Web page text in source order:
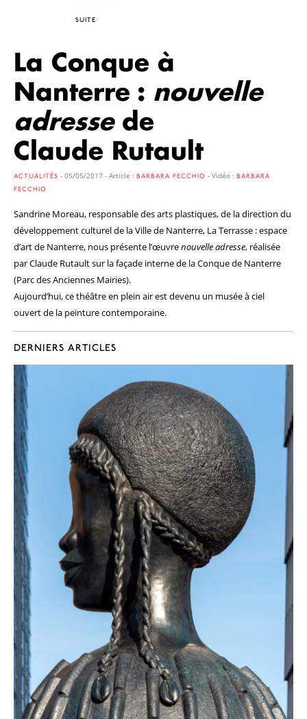
SUITE
La Conque à
Nanterre : nouvelle
adressede
Claude Rutault
ACTUALITÉS - 05/05/2017 - Article : BARBARA FECCHIO - Vidéo : BARBARA
FECCHIO
Sandrine Moreau, responsable des arts plastiques, de la direction du
développement culturel de la Ville de Nanterre, La Terrasse : espace
d’art de Nanterre, nous présente l’œuvrenouvelle adresse, réalisée
par Claude Rutault sur la façade interne de la Conque de Nanterre
(Parc des Anciennes Mairies).
Aujourd’hui, ce théâtre en plein air est devenu un musée à ciel
ouvert de la peinture contemporaine.
DERNIERS ARTICLES